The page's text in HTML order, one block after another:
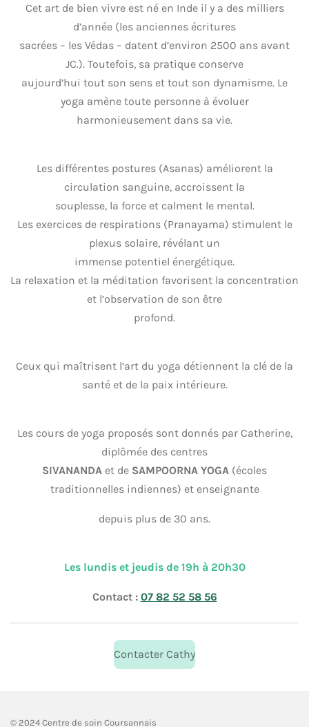
Cet art de bien vivre est né en Inde il y a des milliers
d’année (les anciennes écritures
sacrées – les Védas – datent d’environ 2500 ans avant
JC.). Toutefois, sa pratique conserve
aujourd’hui tout son sens et tout son dynamisme. Le
yoga amène toute personne à évoluer
harmonieusement dans sa vie.
Les différentes postures (Asanas) améliorent la
circulation sanguine, accroissent la
souplesse, la force et calment le mental.
Les exercices de respirations (Pranayama) stimulent le
plexus solaire, révélant un
immense potentiel énergétique.
La relaxation et la méditation favorisent la concentration
et l’observation de son être
profond.
Ceux qui maîtrisent l’art du yoga détiennent la clé de la
santé et de la paix intérieure.
Les cours de yoga proposés sont donnés par Catherine,
diplômée des centres
SIVANANDA et de SAMPOORNA YOGA (écoles
traditionnelles indiennes) et enseignante
depuis plus de 30 ans.
Les lundis et jeudis de 19h à 20h30
Contact : 07 82 52 58 56
Contacter Cathy
© 2024 Centre de soin Coursannais